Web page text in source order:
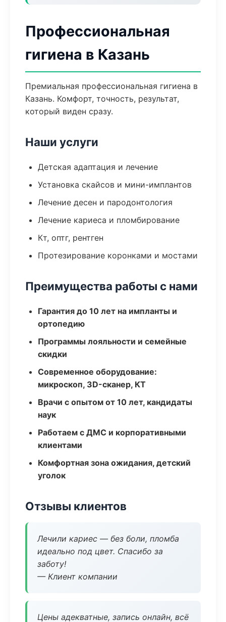
Профессиональная
гигиена в Казань
Премиальная профессиональная гигиена в
Казань. Комфорт, точность, результат,
который виден сразу.
Наши услуги
Детская адаптация и лечение
Установка скайсов и мини-имплантов
Лечение десен и пародонтология
Лечение кариеса и пломбирование
Кт, оптг, рентген
Протезирование коронками и мостами
Преимущества работы с нами
Гарантия до 10 лет на импланты и
ортопедию
Программы лояльности и семейные
скидки
Современное оборудование:
микроскоп, 3D-сканер, КТ
Врачи с опытом от 10 лет, кандидаты
наук
Работаем с ДМС и корпоративными
клиентами
Комфортная зона ожидания, детский
уголок
Отзывы клиентов
Лечили кариес — без боли, пломба
идеально под цвет. Спасибо за
заботу!
— Клиент компании
Цены адекватные, запись онлайн, всё